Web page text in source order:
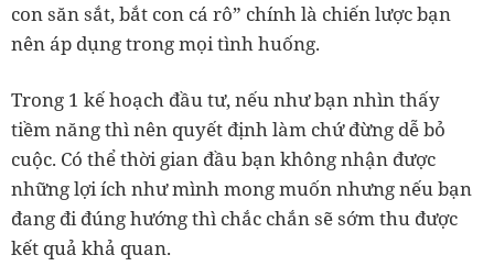
con săn sắt, bắt con cá rô” chính là chiến lược bạn
nên áp dụng trong mọi tình huống.
Trong 1 kế hoạch đầu tư, nếu như bạn nhìn thấy
tiềm năng thì nên quyết định làm chứ đừng dễ bỏ
cuộc. Có thể thời gian đầu bạn không nhận được
những lợi ích như mình mong muốn nhưng nếu bạn
đang đi đúng hướng thì chắc chắn sẽ sớm thu được
kết quả khả quan.